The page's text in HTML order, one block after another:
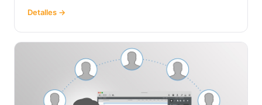
Detalles →